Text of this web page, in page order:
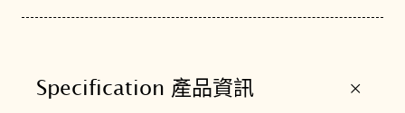
灣
S
Specification 產品資訊 +